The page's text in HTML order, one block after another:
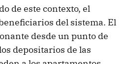
de este contexto, el
del sistema. El
desde un punto de
depositarios de las